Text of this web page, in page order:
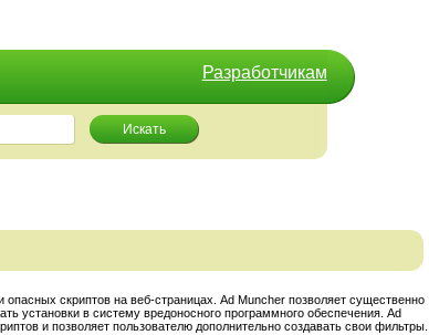
Разработчикам
Искать
скриптов на веб-страницах. Ad Muncher позволяет существенно
установки в систему вредоносного программного обеспечения. Ad
и позволяет пользователю дополнительно создавать свои фильтры.